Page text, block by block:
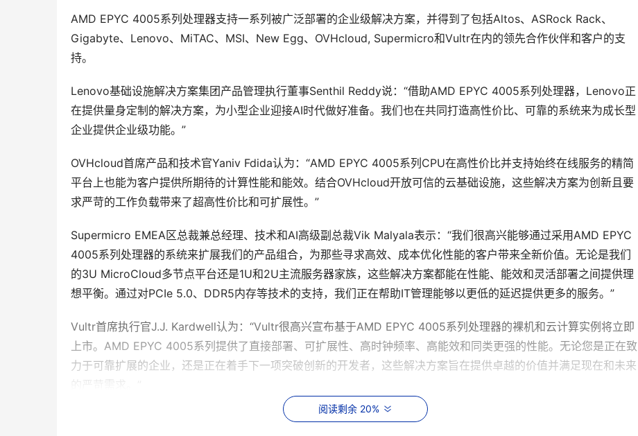
AMD EPYC 4005系列处理器支持一系列被广泛部署的企业级解决方案，并得到了包括Altos、ASRock Rack、
Gigabyte、Lenovo、MiTAC、MSI、New Egg、OVHcloud, Supermicro和Vultr在内的领先合作伙伴和客户的支
持。
Lenovo基础设施解决方案集团产品管理执行董事Senthil Reddy说：“借助AMD EPYC 4005系列处理器，Lenovo正
在提供量身定制的解决方案，为小型企业迎接AI时代做好准备。我们也在共同打造高性价比、可靠的系统来为成长型
企业提供企业级功能。”
OVHcloud首席产品和技术官Yaniv Fdida认为：“AMD EPYC 4005系列CPU在高性价比并支持始终在线服务的精简
平台上也能为客户提供所期待的计算性能和能效。结合OVHcloud开放可信的云基础设施，这些解决方案为创新且要
求严苛的工作负载带来了超高性价比和可扩展性。”
Supermicro EMEA区总裁兼总经理、技术和AI高级副总裁Vik Malyala表示：“我们很高兴能够通过采用AMD EPYC
4005系列处理器的系统来扩展我们的产品组合，为那些寻求高效、成本优化性能的客户带来全新价值。无论是我们
的3U MicroCloud多节点平台还是1U和2U主流服务器家族，这些解决方案都能在性能、能效和灵活部署之间提供理
想平衡。通过对PCIe 5.0、DDR5内存等技术的支持，我们正在帮助IT管理能够以更低的延迟提供更多的服务。”
Vultr首席执行官J.J. Kardwell认为：“Vultr很高兴宣布基于AMD EPYC 4005系列处理器的裸机和云计算实例将立即
上市。AMD EPYC 4005系列提供了直接部署、可扩展性、高时钟频率、高能效和同类更强的性能。无论您是正在致
力于可靠扩展的企业，还是正在着手下一项突破创新的开发者，这些解决方案旨在提供卓越的价值并满足现在和未来
阅读剩余 20%